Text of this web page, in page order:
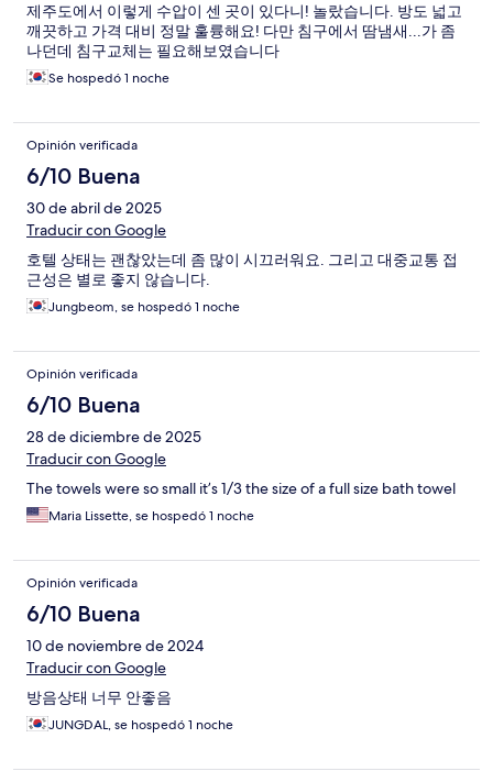
제주도에서 이렇게 수압이 센 곳이 있다니! 놀랐습니다. 방도 넓고
깨끗하고 가격 대비 정말 훌륭해요! 다만 침구에서 땀냄새...가 좀
나던데 침구교체는 필요해보였습니다
Se hospedó 1 noche
Opinión verificada
6/10 Buena
30 de abril de 2025
Traducir con Google
호텔 상태는 괜찮았는데 좀 많이 시끄러워요. 그리고 대중교통 접
근성은 별로 좋지 않습니다.
Jungbeom, se hospedó 1 noche
Opinión verificada
6/10 Buena
28 de diciembre de 2025
Traducir con Google
The towels were so small it’s 1/3 the size of a full size bath towel
Maria Lissette, se hospedó 1 noche
Opinión verificada
6/10 Buena
10 de noviembre de 2024
Traducir con Google
방음상태 너무 안좋음
JUNGDAL, se hospedó 1 noche